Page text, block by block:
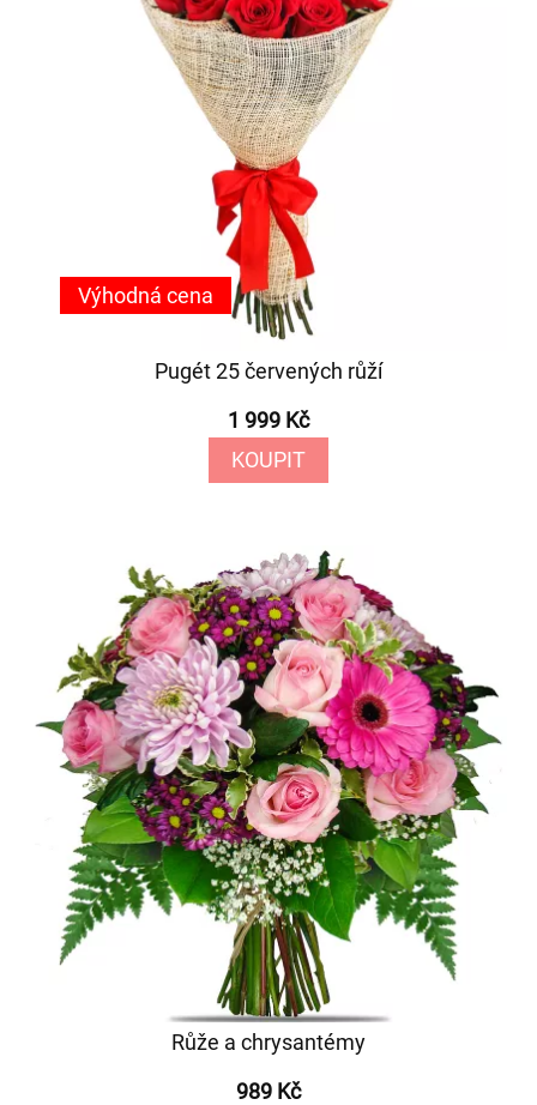
Pugét 25 červených růží
1 999 Kč
KOUPIT
Výhodná cena
Růže a chrysantémy
989 Kč